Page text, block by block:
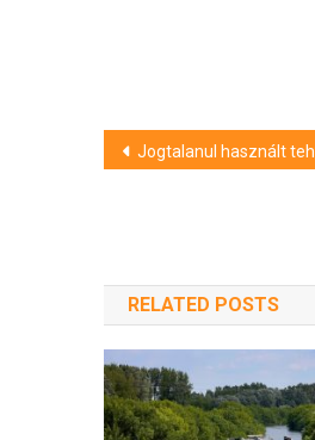
Bejegyzés
Jogtalanul használt tehergépkocsit tört totálkárosra az ittas férfi Siófok közelében
RELATED POSTS